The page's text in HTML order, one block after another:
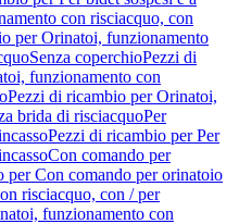
con risciacquo, con
per Orinatoi, funzionamento
Senza coperchioPezzi di
funzionamento con
Pezzi di ricambio per Orinatoi,
brida di risciacquoPer
Pezzi di ricambio per Per
Con comando per
per Con comando per orinatoio
risciacquo, con / per
funzionamento con